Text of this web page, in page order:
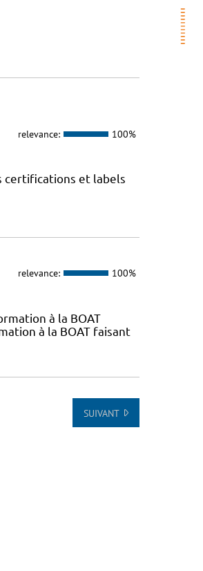
relevance: 100%
certifications et labels
relevance: 100%
à la BOAT
à la BOAT faisant
SUIVANT